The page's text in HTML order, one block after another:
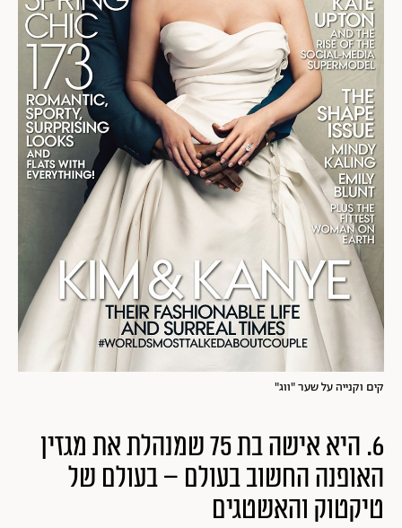
קים וקנייה על שער "ווג"
6. היא אישה בת 75 שמנהלת את מגזין
האופנה החשוב בעולם – בעולם של
טיקטוק והאשטגים